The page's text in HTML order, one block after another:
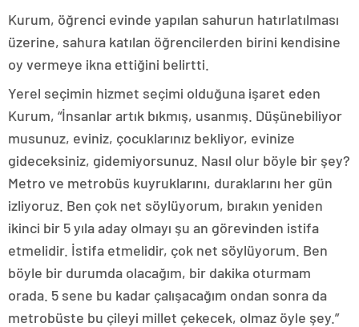
Kurum, öğrenci evinde yapılan sahurun hatırlatılması
üzerine, sahura katılan öğrencilerden birini kendisine
oy vermeye ikna ettiğini belirtti.
Yerel seçimin hizmet seçimi olduğuna işaret eden
Kurum, “İnsanlar artık bıkmış, usanmış. Düşünebiliyor
musunuz, eviniz, çocuklarınız bekliyor, evinize
gideceksiniz, gidemiyorsunuz. Nasıl olur böyle bir şey?
Metro ve metrobüs kuyruklarını, duraklarını her gün
izliyoruz. Ben çok net söylüyorum, bırakın yeniden
ikinci bir 5 yıla aday olmayı şu an görevinden istifa
etmelidir. İstifa etmelidir, çok net söylüyorum. Ben
böyle bir durumda olacağım, bir dakika oturmam
orada. 5 sene bu kadar çalışacağım ondan sonra da
metrobüste bu çileyi millet çekecek, olmaz öyle şey.”